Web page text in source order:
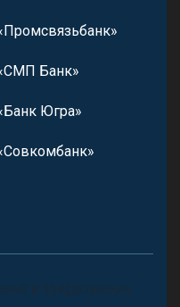
Банк»
Югра»
и предложения.